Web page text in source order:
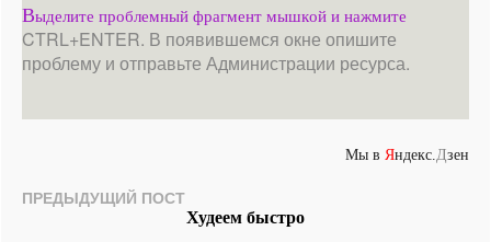
Выделите проблемный фрагмент мышкой и нажмите
CTRL+ENTER. В появившемся окне опишите
проблему и отправьте Администрации ресурса.
Мы в Яндекс. Дзен
ПРЕДЫДУЩИЙ ПОСТ
Худеем быстро